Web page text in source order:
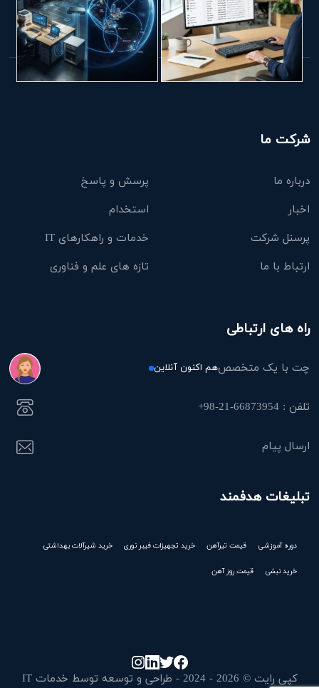
شرکت ما
درباره ما
پرسش و پاسخ
اخبار
استخدام
پرسنل شرکت
خدمات و راهکارهای IT
ارتباط با ما
تازه های علم و فناوری
راه های ارتباطی
چت با یک متخصصهم اکنون آنلاین
تلفن : 66873954-21-98+
ارسال پیام
تبلیغات هدفمند
دوره آموزشی قیمت تیرآهن خرید تجهیزات فیبر نوری خرید شیرآلات بهداشتی
خرید نبشی قیمت روز آهن
کپی رایت © 2026 - 2024 - طراحی و توسعه توسط خدمات IT